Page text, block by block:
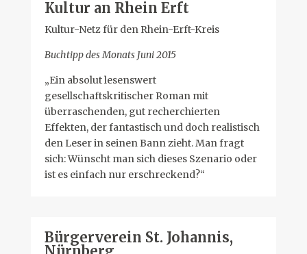
Kultur an Rhein Erft
Kultur-Netz für den Rhein-Erft-Kreis
Buchtipp des Monats Juni 2015
„Ein absolut lesenswert
gesellschaftskritischer Roman mit
überraschenden, gut recherchierten
Effekten, der fantastisch und doch realistisch
den Leser in seinen Bann zieht. Man fragt
sich: Wünscht man sich dieses Szenario oder
ist es einfach nur erschreckend?“
Bürgerverein St. Johannis,